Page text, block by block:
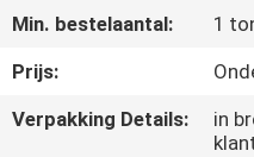
NEEM
CONTACT
MET
Min. bestelaantal:
1
Prijs:
Verpakking Details:
in